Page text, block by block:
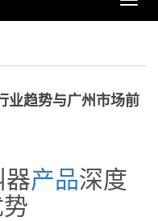
业趋势与广州市场前
器产品深度